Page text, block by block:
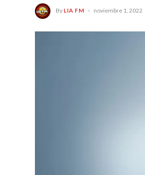
By LIA FM noviembre 1, 2022